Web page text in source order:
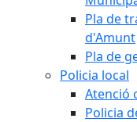
Pla de
d'Amunt
Pla de
Policia local
Atenció
Policia